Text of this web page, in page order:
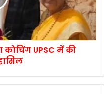
कोचिंग UPSC में की